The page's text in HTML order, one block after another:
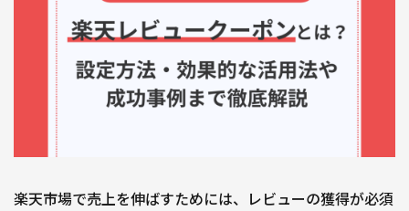
会社概要
メンバー
採用情報
Jagooを知る
ECお役立ち資料
楽天市場で売上を伸ばすためには、レビューの獲得が必須